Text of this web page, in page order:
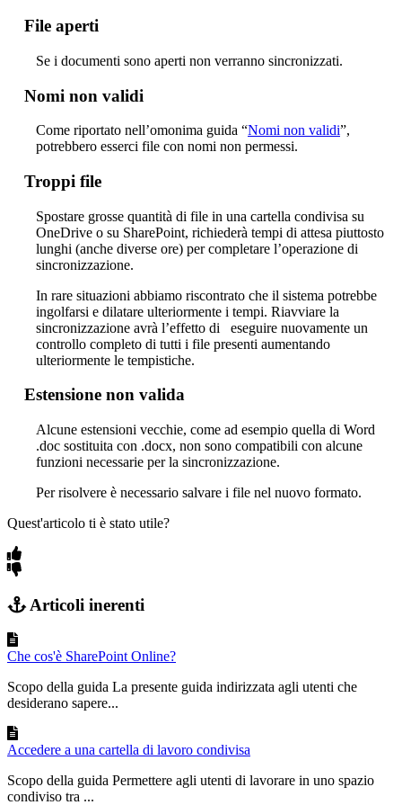
File aperti
Se i documenti sono aperti non verranno sincronizzati.
Nomi non validi
Come riportato nell’omonima guida “Nomi non validi”,
potrebbero esserci file con nomi non permessi.
Troppi file
Spostare grosse quantità di file in una cartella condivisa su
OneDrive o su SharePoint, richiederà tempi di attesa piuttosto
lunghi (anche diverse ore) per completare l’operazione di
sincronizzazione.
In rare situazioni abbiamo riscontrato che il sistema potrebbe
ingolfarsi e dilatare ulteriormente i tempi. Riavviare la
sincronizzazione avrà l’effetto di eseguire nuovamente un
controllo completo di tutti i file presenti aumentando
ulteriormente le tempistiche.
Estensione non valida
Alcune estensioni vecchie, come ad esempio quella di Word
.doc sostituita con .docx, non sono compatibili con alcune
funzioni necessarie per la sincronizzazione.
Per risolvere è necessario salvare i file nel nuovo formato.
Quest'articolo ti è stato utile?
Articoli inerenti
Che cos'è SharePoint Online?
Scopo della guida La presente guida indirizzata agli utenti che
desiderano sapere...
Accedere a una cartella di lavoro condivisa
Scopo della guida Permettere agli utenti di lavorare in uno spazio
condiviso tra ...